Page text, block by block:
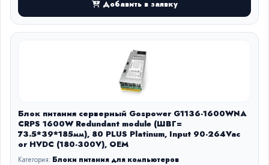
Добавить в заявку
Блок питания серверный Gospower G1136-1600WNA
CRPS 1600W Redundant module (ШВГ=
73.5*39*185мм), 80 PLUS Platinum, Input 90-264Vac
or HVDC (180-300V), OEM
Категория: Блоки питания для компьютеров